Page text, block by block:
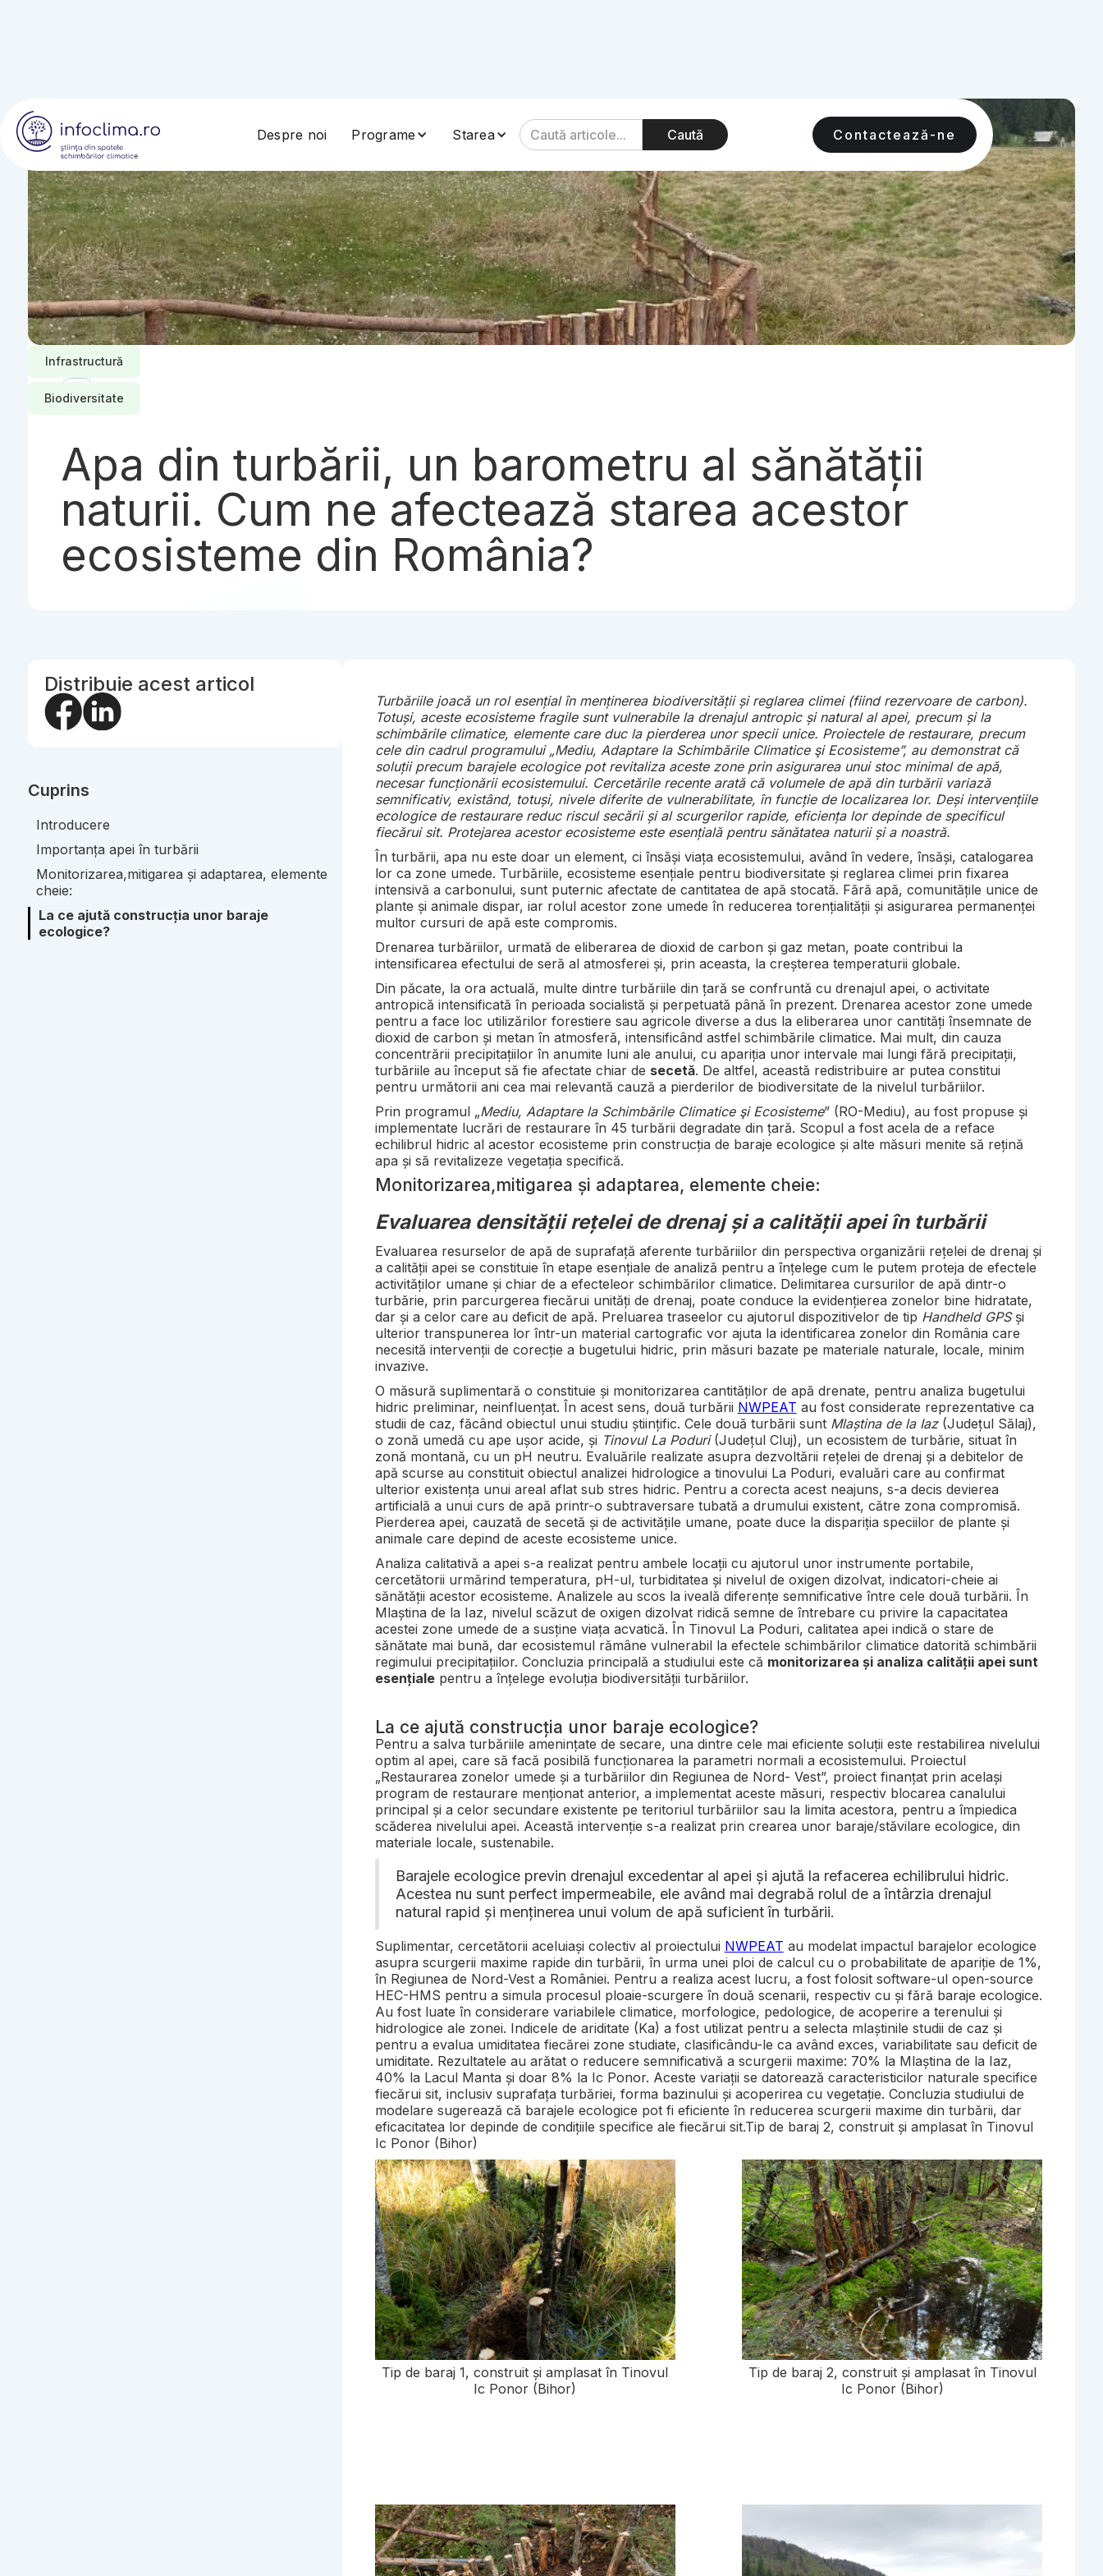
Despre noi Programe Starea Contactează-ne
Infrastructură
Biodiversitate
Apa din turbării, un barometru al sănătății
naturii. Cum ne afectează starea acestor
ecosisteme din România?
Distribuie acest articol
Cuprins
Introducere
Importanța apei în turbării
Monitorizarea,mitigarea și adaptarea, elemente
cheie:
La ce ajută construcția unor baraje
ecologice?
Turbăriile joacă un rol esențial în menținerea biodiversității și reglarea climei (fiind rezervoare de carbon).
Totuși, aceste ecosisteme fragile sunt vulnerabile la drenajul antropic și natural al apei, precum și la
schimbările climatice, elemente care duc la pierderea unor specii unice. Proiectele de restaurare, precum
cele din cadrul programului „Mediu, Adaptare la Schimbările Climatice şi Ecosisteme”, au demonstrat că
soluții precum barajele ecologice pot revitaliza aceste zone prin asigurarea unui stoc minimal de apă,
necesar funcționării ecosistemului. Cercetările recente arată că volumele de apă din turbării variază
semnificativ, existând, totuși, nivele diferite de vulnerabilitate, în funcție de localizarea lor. Deși intervențiile
ecologice de restaurare reduc riscul secării și al scurgerilor rapide, eficiența lor depinde de specificul
fiecărui sit. Protejarea acestor ecosisteme este esențială pentru sănătatea naturii și a noastră.
În turbării, apa nu este doar un element, ci însăși viața ecosistemului, având în vedere, însăși, catalogarea
lor ca zone umede. Turbăriile, ecosisteme esențiale pentru biodiversitate și reglarea climei prin fixarea
intensivă a carbonului, sunt puternic afectate de cantitatea de apă stocată. Fără apă, comunitățile unice de
plante și animale dispar, iar rolul acestor zone umede în reducerea torențialității și asigurarea permanenței
multor cursuri de apă este compromis.
Drenarea turbăriilor, urmată de eliberarea de dioxid de carbon și gaz metan, poate contribui la
intensificarea efectului de seră al atmosferei și, prin aceasta, la creșterea temperaturii globale.
Din păcate, la ora actuală, multe dintre turbăriile din țară se confruntă cu drenajul apei, o activitate
antropică intensificată în perioada socialistă și perpetuată până în prezent. Drenarea acestor zone umede
pentru a face loc utilizărilor forestiere sau agricole diverse a dus la eliberarea unor cantități însemnate de
dioxid de carbon și metan în atmosferă, intensificând astfel schimbările climatice. Mai mult, din cauza
concentrării precipitațiilor în anumite luni ale anului, cu apariția unor intervale mai lungi fără precipitații,
turbăriile au început să fie afectate chiar de secetă. De altfel, această redistribuire ar putea constitui
pentru următorii ani cea mai relevantă cauză a pierderilor de biodiversitate de la nivelul turbăriilor.
Prin programul „Mediu, Adaptare la Schimbările Climatice şi Ecosisteme” (RO-Mediu), au fost propuse și
implementate lucrări de restaurare în 45 turbării degradate din țară. Scopul a fost acela de a reface
echilibrul hidric al acestor ecosisteme prin construcția de baraje ecologice și alte măsuri menite să rețină
apa și să revitalizeze vegetația specifică.
Monitorizarea,mitigarea și adaptarea, elemente cheie:
Evaluarea densității rețelei de drenaj și a calității apei în turbării
Evaluarea resurselor de apă de suprafață aferente turbăriilor din perspectiva organizării rețelei de drenaj și
a calității apei se constituie în etape esențiale de analiză pentru a înțelege cum le putem proteja de efectele
activităților umane și chiar de a efecteleor schimbărilor climatice. Delimitarea cursurilor de apă dintr-o
turbărie, prin parcurgerea fiecărui unități de drenaj, poate conduce la evidențierea zonelor bine hidratate,
dar și a celor care au deficit de apă. Preluarea traseelor cu ajutorul dispozitivelor de tip Handheld GPSși
ulterior transpunerea lor într-un material cartografic vor ajuta la identificarea zonelor din România care
necesită intervenții de corecție a bugetului hidric, prin măsuri bazate pe materiale naturale, locale, minim
invazive.
O măsură suplimentară o constituie și monitorizarea cantităților de apă drenate, pentru analiza bugetului
hidric preliminar, neinfluențat. În acest sens, două turbării NWPEAT au fost considerate reprezentative ca
studii de caz, făcând obiectul unui studiu științific. Cele două turbării sunt Mlaștina de la Iaz(Județul Sălaj),
o zonă umedă cu ape ușor acide, și Tinovul La Poduri(Județul Cluj), un ecosistem de turbărie, situat în
zonă montană, cu un pH neutru. Evaluările realizate asupra dezvoltării rețelei de drenaj și a debitelor de
apă scurse au constituit obiectul analizei hidrologice a tinovului La Poduri, evaluări care au confirmat
ulterior existența unui areal aflat sub stres hidric. Pentru a corecta acest neajuns, s-a decis devierea
artificială a unui curs de apă printr-o subtraversare tubată a drumului existent, către zona compromisă.
Pierderea apei, cauzată de secetă și de activitățile umane, poate duce la dispariția speciilor de plante și
animale care depind de aceste ecosisteme unice.
Analiza calitativă a apei s-a realizat pentru ambele locații cu ajutorul unor instrumente portabile,
cercetătorii urmărind temperatura, pH-ul, turbiditatea și nivelul de oxigen dizolvat, indicatori-cheie ai
sănătății acestor ecosisteme. Analizele au scos la iveală diferențe semnificative între cele două turbării. În
Mlaștina de la Iaz, nivelul scăzut de oxigen dizolvat ridică semne de întrebare cu privire la capacitatea
acestei zone umede de a susține viața acvatică. În Tinovul La Poduri, calitatea apei indică o stare de
sănătate mai bună, dar ecosistemul rămâne vulnerabil la efectele schimbărilor climatice datorită schimbării
regimului precipitațiilor. Concluzia principală a studiului este că monitorizarea și analiza calității apei sunt
esențialepentru a înțelege evoluția biodiversității turbăriilor.
La ce ajută construcția unor baraje ecologice?
Pentru a salva turbăriile amenințate de secare, una dintre cele mai eficiente soluții este restabilirea nivelului
optim al apei, care să facă posibilă funcționarea la parametri normali a ecosistemului. Proiectul
„Restaurarea zonelor umede și a turbăriilor din Regiunea de Nord- Vest”, proiect finanțat prin același
program de restaurare menționat anterior, a implementat aceste măsuri, respectiv blocarea canalului
principal și a celor secundare existente pe teritoriul turbăriilor sau la limita acestora, pentru a împiedica
scăderea nivelului apei. Această intervenție s-a realizat prin crearea unor baraje/stăvilare ecologice, din
materiale locale, sustenabile.
Barajele ecologice previn drenajul excedentar al apei și ajută la refacerea echilibrului hidric.
Acestea nu sunt perfect impermeabile, ele având mai degrabă rolul de a întârzia drenajul
natural rapid și menținerea unui volum de apă suficient în turbării.
Suplimentar, cercetătorii aceluiași colectiv al proiectului NWPEAT au modelat impactul barajelor ecologice
asupra scurgerii maxime rapide din turbării, în urma unei ploi de calcul cu o probabilitate de apariție de 1%,
în Regiunea de Nord-Vest a României. Pentru a realiza acest lucru, a fost folosit software-ul open-source
HEC-HMS pentru a simula procesul ploaie-scurgere în două scenarii, respectiv cu și fără baraje ecologice.
Au fost luate în considerare variabilele climatice, morfologice, pedologice, de acoperire a terenului și
hidrologice ale zonei. Indicele de ariditate (Ka) a fost utilizat pentru a selecta mlaștinile studii de caz și
pentru a evalua umiditatea fiecărei zone studiate, clasificându-le ca având exces, variabilitate sau deficit de
umiditate. Rezultatele au arătat o reducere semnificativă a scurgerii maxime: 70% la Mlaștina de la Iaz,
40% la Lacul Manta și doar 8% la Ic Ponor. Aceste variații se datorează caracteristicilor naturale specifice
fiecărui sit, inclusiv suprafața turbăriei, forma bazinului și acoperirea cu vegetație. Concluzia studiului de
modelare sugerează că barajele ecologice pot fi eficiente în reducerea scurgerii maxime din turbării, dar
eficacitatea lor depinde de condițiile specifice ale fiecărui sit.Tip de baraj 2, construit și amplasat în Tinovul
Ic Ponor (Bihor)
Tip de baraj 1, construit și amplasat în Tinovul
Ic Ponor (Bihor)
Tip de baraj 2, construit și amplasat în Tinovul
Ic Ponor (Bihor)